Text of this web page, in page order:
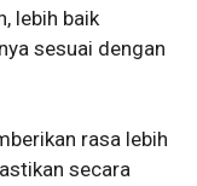
lebih baik
sesuai dengan
rasa lebih
secara